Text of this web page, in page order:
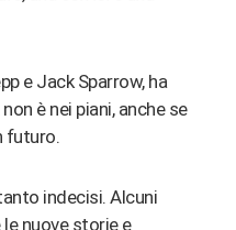
e Jack Sparrow, ha
è nei piani, anche se
futuro.
indecisi. Alcuni
nuove storie e